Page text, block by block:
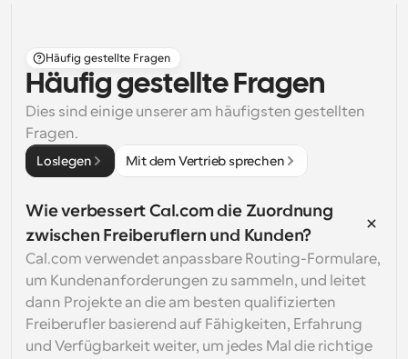
Häufig gestellte Fragen
Häufig gestellte Fragen
Dies sind einige unserer am häufigsten gestellten
Fragen.
Loslegen Mit dem Vertrieb sprechen
Wie verbessert Cal.com die Zuordnung
zwischen Freiberuflern und Kunden?
Cal.com verwendet anpassbare Routing-Formulare,
um Kundenanforderungen zu sammeln, und leitet
dann Projekte an die am besten qualifizierten
Freiberufler basierend auf Fähigkeiten, Erfahrung
und Verfügbarkeit weiter, um jedes Mal die richtige